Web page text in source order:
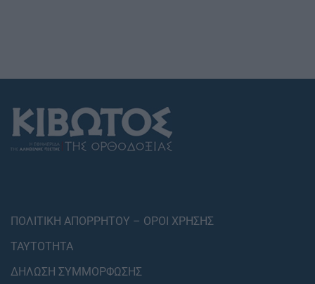
ΠΟΛΙΤΙΚΗ ΑΠΟΡΡΗΤΟΥ – ΟΡΟΙ ΧΡΗΣΗΣ
ΤΑΥΤΟΤΗΤΑ
ΔΗΛΩΣΗ ΣΥΜΜΟΡΦΩΣΗΣ